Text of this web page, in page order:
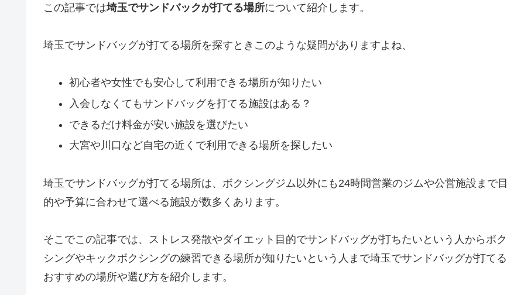
この記事では埼玉でサンドバックが打てる場所について紹介します。
埼玉でサンドバッグが打てる場所を探すときこのような疑問がありますよね、
初心者や女性でも安心して利用できる場所が知りたい
入会しなくてもサンドバッグを打てる施設はある？
できるだけ料金が安い施設を選びたい
大宮や川口など自宅の近くで利用できる場所を探したい
埼玉でサンドバッグが打てる場所は、ボクシングジム以外にも24時間営業のジムや公営施設まで目
的や予算に合わせて選べる施設が数多くあります。
そこでこの記事では、ストレス発散やダイエット目的でサンドバッグが打ちたいという人からボク
シングやキックボクシングの練習できる場所が知りたいという人まで埼玉でサンドバッグが打てる
おすすめの場所や選び方を紹介します。